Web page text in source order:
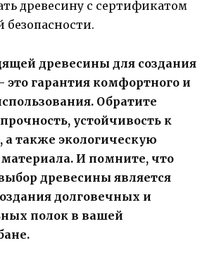
древесину с сертификатом
безопасности.
древесины для создания
это гарантия комфортного и
Обратите
устойчивость к
а также экологическую
материала. И помните, что
древесины является
долговечных и
полок в вашей